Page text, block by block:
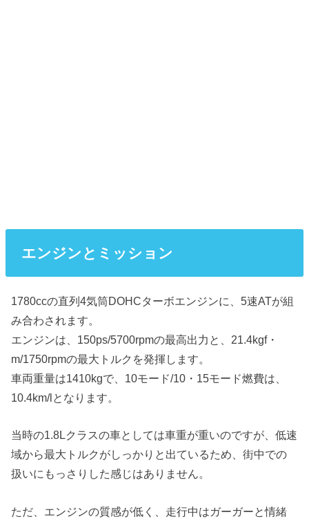
エンジンとミッション
1780ccの直列4気筒DOHCターボエンジンに、5速ATが組
み合わされます。
エンジンは、150ps/5700rpmの最高出力と、21.4kgf・
m/1750rpmの最大トルクを発揮します。
車両重量は1410kgで、10モード/10・15モード燃費は、
10.4km/lとなります。
当時の1.8Lクラスの車としては車重が重いのですが、低速
域から最大トルクがしっかりと出ているため、街中での
扱いにもっさりした感じはありません。
ただ、エンジンの質感が低く、走行中はガーガーと情緒